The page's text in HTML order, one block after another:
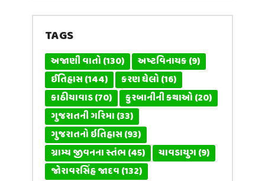
TAGS
અજાણી વાતો(130) અષ્ટવિનાયક(9)
ઈતિહાસ(144) કરણ ઘેલો(16)
કાઠીયાવાડ(70) કુરબાનીની કથાઓ(20)
ગુજરાતની ગરિમા(33)
ગુજરાતનો ઇતિહાસ(93)
ગ્રામ્ય જીવનના સ્તંભ(45) ચાવડાયુગ(9)
જોરાવરસિંહ જાદવ(132)